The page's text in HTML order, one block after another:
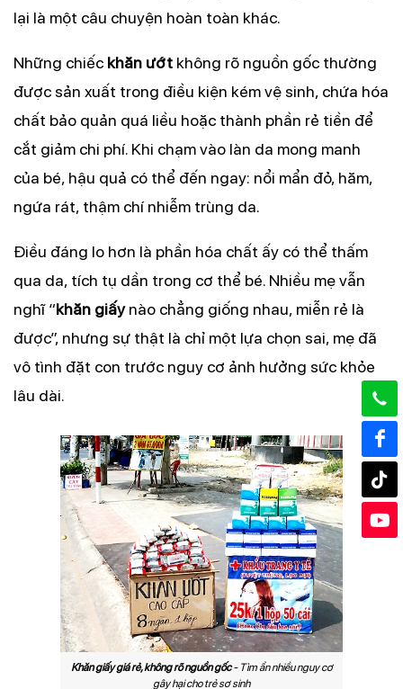
lại là một câu chuyện hoàn toàn khác.
Những chiếc khăn ướt không rõ nguồn gốc thường
được sản xuất trong điều kiện kém vệ sinh, chứa hóa
chất bảo quản quá liều hoặc thành phần rẻ tiền để
cắt giảm chi phí. Khi chạm vào làn da mong manh
của bé, hậu quả có thể đến ngay: nổi mẩn đỏ, hăm,
ngứa rát, thậm chí nhiễm trùng da.
Điều đáng lo hơn là phần hóa chất ấy có thể thấm
qua da, tích tụ dần trong cơ thể bé. Nhiều mẹ vẫn
nghĩ “khăn giấynào chẳng giống nhau, miễn rẻ là
được”, nhưng sự thật là chỉ một lựa chọn sai, mẹ đã
vô tình đặt con trước nguy cơ ảnh hưởng sức khỏe
lâu dài.
Khăn giấy giá rẻ, không rõ nguồn gốc- Tìm ẩn nhiều nguy cơ
gây hại cho trẻ sơ sinh